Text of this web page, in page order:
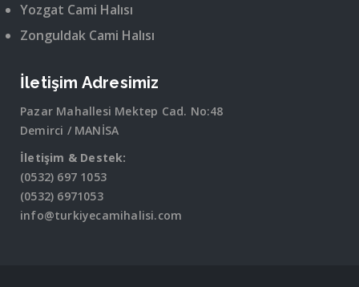
Yozgat Cami Halısı
Zonguldak Cami Halısı
İletişim Adresimiz
Pazar Mahallesi Mektep Cad. No:48
Demirci / MANİSA
İletişim & Destek:
(0532) 697 1053
(0532) 6971053
info@turkiyecamihalisi.com